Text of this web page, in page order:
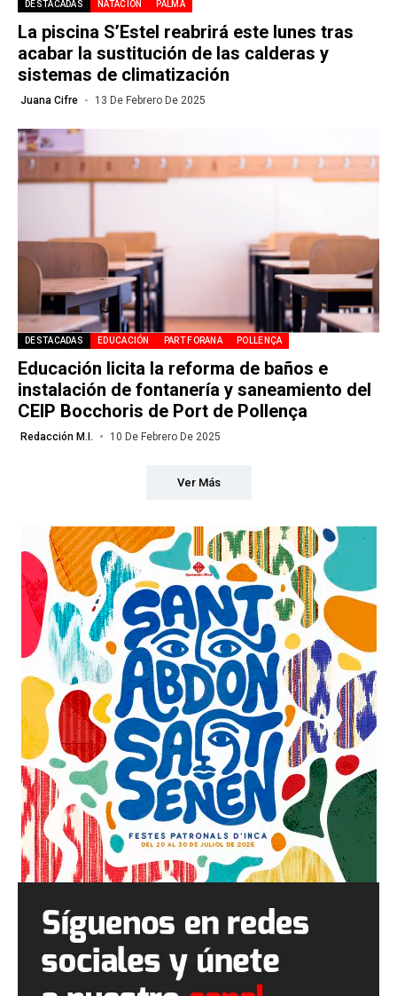
DESTACADAS NATACIÓN PALMA
La piscina S’Estel reabrirá este lunes tras
acabar la sustitución de las calderas y
sistemas de climatización
Juana Cifre 13 De Febrero De 2025
DESTACADAS EDUCACIÓN PART FORANA POLLENÇA
Educación licita la reforma de baños e
instalación de fontanería y saneamiento del
CEIP Bocchoris de Port de Pollença
Redacción M.I. 10 De Febrero De 2025
Ver Más